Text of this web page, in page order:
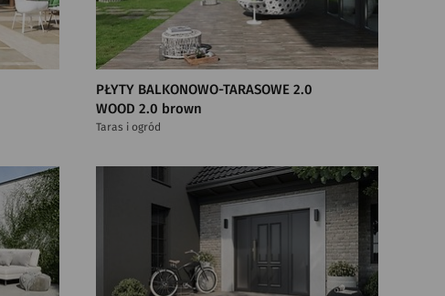
PŁYTY BALKONOWO-TARASOWE 2.0
WOOD 2.0 brown
Taras i ogród